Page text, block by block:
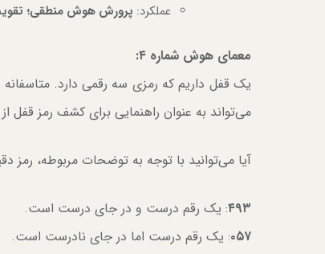
عملکرد: پرورش هوش منطقی؛
معمای هوش شماره ۴:
یک قفل داریم که رمزی سه رقمی دارد.
می‌تواند به عنوان راهنمایی برای کشف رمز قفل
آیا می‌توانید با توجه به توضحات مربوطه، رمز
۴۹۳: یک رقم درست و در جای درست است.
۰۵۷: یک رقم درست اما در جای نادرست است.